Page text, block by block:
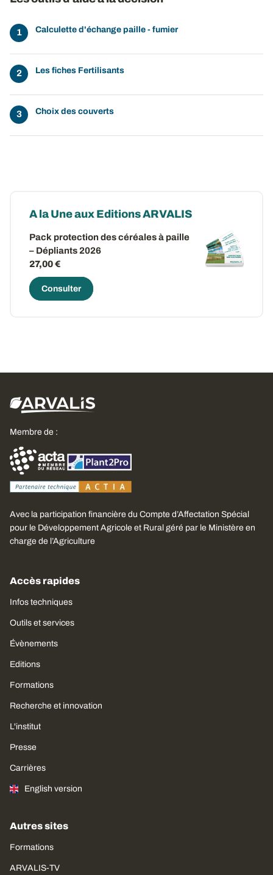
Calculette d'échange paille - fumier
Les fiches Fertilisants
Choix des couverts
A la Une aux Editions ARVALIS
Pack protection des céréales à paille
– Dépliants 2026
27,00 €
Consulter
Membre de :
Avec la participation financière du Compte d’Affectation Spécial
pour le Développement Agricole et Rural géré par le Ministère en
charge de l’Agriculture
Accès rapides
Infos techniques
Outils et services
Évènements
Editions
Formations
Recherche et innovation
L'institut
Presse
Carrières
English version
Autres sites
Formations
ARVALIS-TV